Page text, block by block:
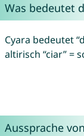
Was bedeutet
Cyara bedeutet
altirisch “ciar” =
Aussprache